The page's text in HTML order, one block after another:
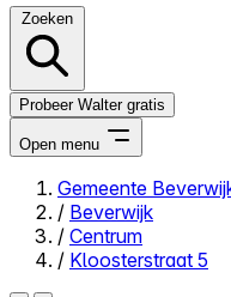
Zoeken
Probeer Walter gratis
Open menu
Close menu
Gemeente
/ Beverwijk
/ Centrum
/ Kloosterstraat 5